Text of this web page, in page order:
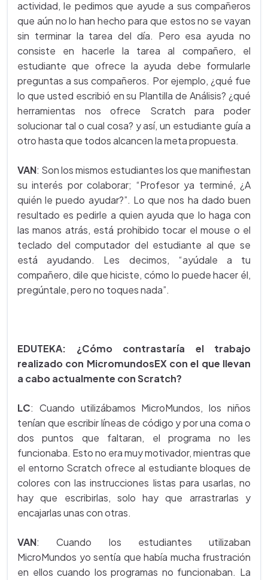
actividad, le pedimos que ayude a sus compañeros
que aún no lo han hecho para que estos no se vayan
sin terminar la tarea del día. Pero esa ayuda no
consiste en hacerle la tarea al compañero, el
estudiante que ofrece la ayuda debe formularle
preguntas a sus compañeros. Por ejemplo, ¿qué fue
lo que usted escribió en su Plantilla de Análisis? ¿qué
herramientas nos ofrece Scratch para poder
solucionar tal o cual cosa? y así, un estudiante guía a
otro hasta que todos alcancen la meta propuesta.
VAN: Son los mismos estudiantes los que manifiestan
su interés por colaborar; “Profesor ya terminé, ¿A
quién le puedo ayudar?”. Lo que nos ha dado buen
resultado es pedirle a quien ayuda que lo haga con
las manos atrás, está prohibido tocar el mouse o el
teclado del computador del estudiante al que se
está ayudando. Les decimos, “ayúdale a tu
compañero, dile que hiciste, cómo lo puede hacer él,
pregúntale, pero no toques nada”.
EDUTEKA: ¿Cómo contrastaría el trabajo
realizado con MicromundosEX con el que llevan
a cabo actualmente con Scratch?
LC: Cuando utilizábamos MicroMundos, los niños
tenían que escribir líneas de código y por una coma o
dos puntos que faltaran, el programa no les
funcionaba. Esto no era muy motivador, mientras que
el entorno Scratch ofrece al estudiante bloques de
colores con las instrucciones listas para usarlas, no
hay que escribirlas, solo hay que arrastrarlas y
encajarlas unas con otras.
VAN: Cuando los estudiantes utilizaban
MicroMundos yo sentía que había mucha frustración
en ellos cuando los programas no funcionaban. La